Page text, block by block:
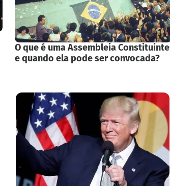
O que é uma Assembleia Constituinte
e quando ela pode ser convocada?